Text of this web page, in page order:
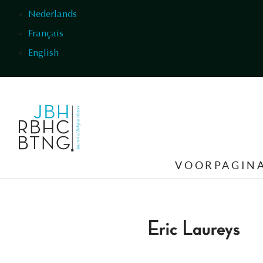
Nederlands
Français
English
Eric Laureys